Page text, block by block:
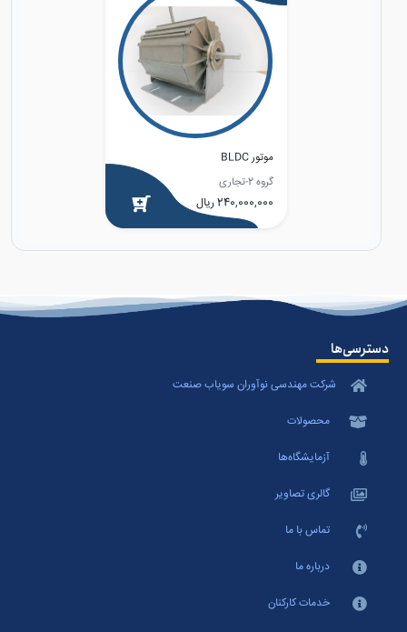
موتور BLDC
گروه 2-تجاری
240,000,000 ریال
دسترسی‌ها
شرکت مهندسی نوآوران سویاب صنعت
محصولات
آزمایشگاه‌ها
گالری تصاویر
تماس با ما
درباره ما
خدمات کارکنان